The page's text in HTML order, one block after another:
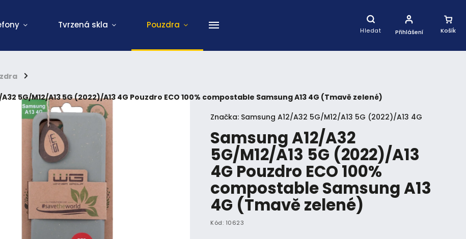
Hledat
Nákupní
Košík
Přihlášení
Tvrzená skla Pouzdra
/
5G/M12/A13 5G (2022)/A13 4G Pouzdro ECO 100% compostable Samsung A13 4G (Tmavě zelené)
Samsung A12/A32
5G/M12/A13 5G (2022)/A13
4G Pouzdro ECO 100%
compostable Samsung A13
4G (Tmavě zelené)
Kód: 10623
Značka: Samsung A12/A32 5G/M12/A13 5G (2022)/A13 4G